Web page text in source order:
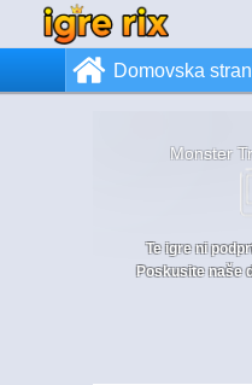
Domovska stran
Monster
Te igre ni
Poskusite naše